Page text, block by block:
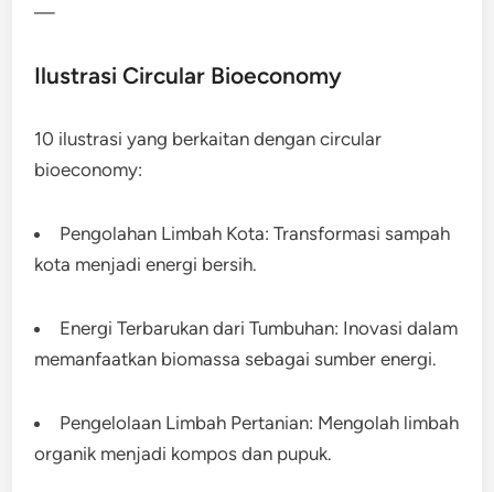
—
Ilustrasi Circular Bioeconomy
10 ilustrasi yang berkaitan dengan circular
bioeconomy:
Pengolahan Limbah Kota: Transformasi sampah
kota menjadi energi bersih.
Energi Terbarukan dari Tumbuhan: Inovasi dalam
memanfaatkan biomassa sebagai sumber energi.
Pengelolaan Limbah Pertanian: Mengolah limbah
organik menjadi kompos dan pupuk.